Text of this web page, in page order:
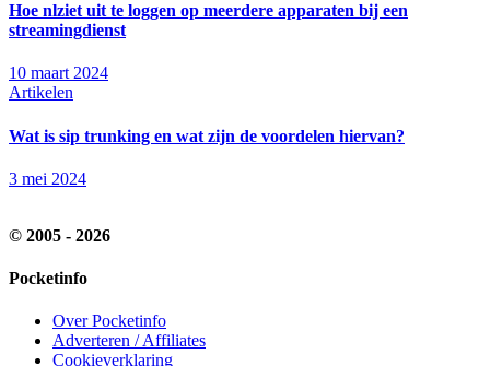
Hoe nlziet uit te loggen op meerdere apparaten bij een
streamingdienst
10 maart 2024
Artikelen
Wat is sip trunking en wat zijn de voordelen hiervan?
3 mei 2024
© 2005 - 2026
Pocketinfo
Over Pocketinfo
Adverteren / Affiliates
Cookieverklaring